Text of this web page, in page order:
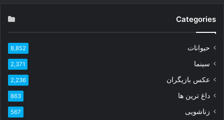
ی
و
د
ا
ر
Categories
حیوانات 8,852
سینما 2,371
عکس بازیگران 2,236
داغ ترین ها 863
زناشویی 567